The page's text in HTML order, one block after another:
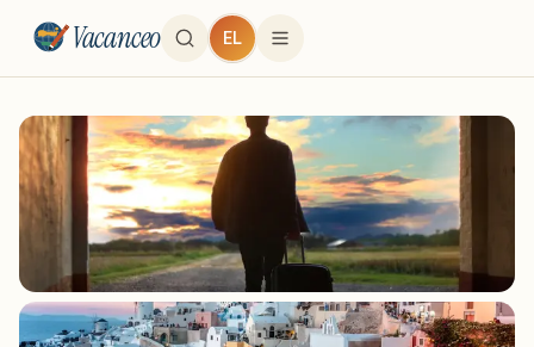
Vacanceo EL